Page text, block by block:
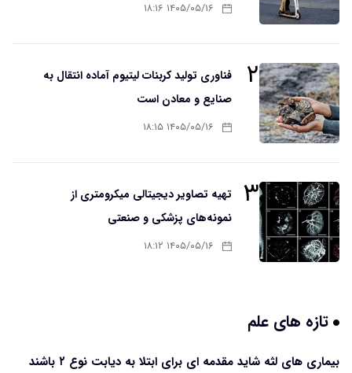
۱۴۰۵/۰۵/۱۶ ۱۸:۱۶
۲
فناوری تولید کربنات لیتیوم آماده انتقال به
صنایع و معادن است
۱۴۰۵/۰۵/۱۶ ۱۸:۱۵
۳
تهیه تصاویر دیجیتالی میکرومتری از
نمونه‌های پزشکی و صنعتی
۱۴۰۵/۰۵/۱۶ ۱۸:۱۲
تازه های علم
بیماری های لثه شاید مقدمه ای برای ابتلا به دیابت نوع ۲ باشند